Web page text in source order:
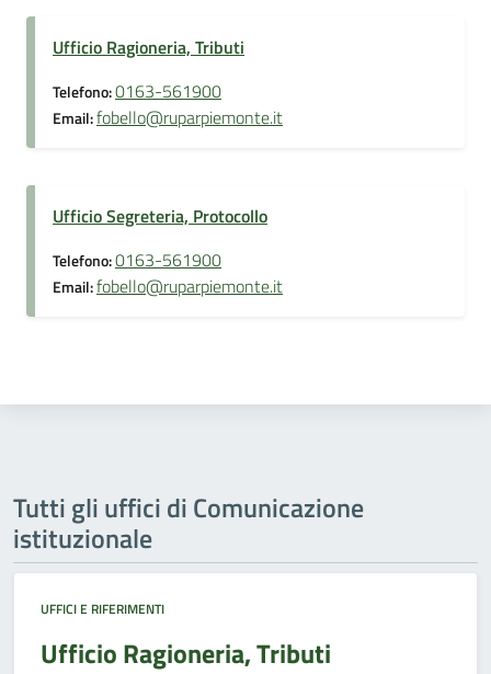
Ufficio Ragioneria, Tributi
Telefono:0163-561900
Email:fobello@ruparpiemonte.it
Ufficio Segreteria, Protocollo
Telefono:0163-561900
Email:fobello@ruparpiemonte.it
Tutti gli uffici di Comunicazione
istituzionale
UFFICI E RIFERIMENTI
Ufficio Ragioneria, Tributi